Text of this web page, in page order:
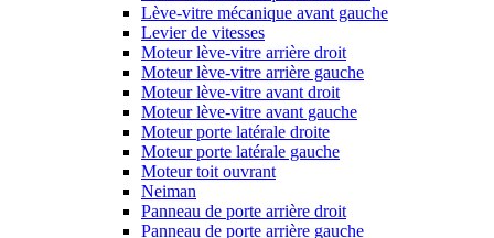
Lève-vitre mécanique avant gauche
Levier de vitesses
Moteur lève-vitre arrière droit
Moteur lève-vitre arrière gauche
Moteur lève-vitre avant droit
Moteur lève-vitre avant gauche
Moteur porte latérale droite
Moteur porte latérale gauche
Moteur toit ouvrant
Neiman
Panneau de porte arrière droit
Panneau de porte arrière gauche